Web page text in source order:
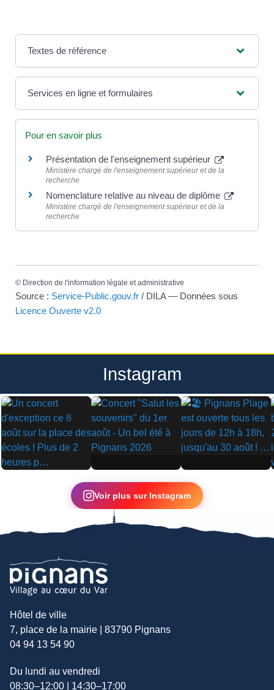
Textes de référence
Services en ligne et formulaires
Pour en savoir plus
Présentation de l'enseignement supérieur
Ministère chargé de l'enseignement supérieur et de la
recherche
Nomenclature relative au niveau de diplôme
Ministère chargé de l'enseignement supérieur et de la
recherche
© Direction de l'information légale et administrative
Source : Service-Public.gouv.fr / DILA — Données sous
Licence Ouverte v2.0
Instagram
▶
▶ ▶
Voir plus sur Instagram
Hôtel de ville
7, place de la mairie | 83790 Pignans
04 94 13 54 90
Du lundi au vendredi
08:30–12:00 | 14:30–17:00